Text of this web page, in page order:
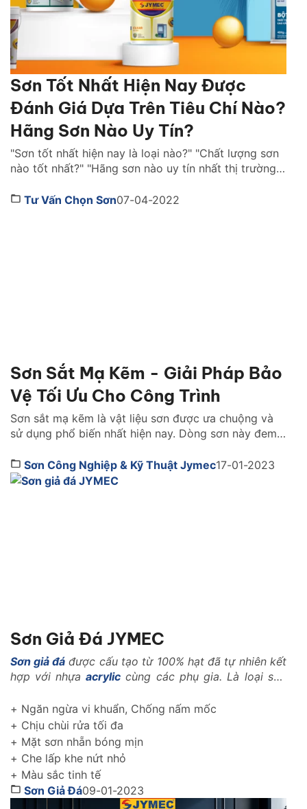
Sơn Tốt Nhất Hiện Nay Được
Đánh Giá Dựa Trên Tiêu Chí Nào?
Hãng Sơn Nào Uy Tín?
"Sơn tốt nhất hiện nay là loại nào?" "Chất lượng sơn
nào tốt nhất?" "Hãng sơn nào uy tín nhất thị trường
quan tâm. Cùng Sơn JYMEC tìm hiểu những lời
Tư Vấn Chọn Sơn07-04-2022
Sơn Sắt Mạ Kẽm - Giải Pháp Bảo
Vệ Tối Ưu Cho Công Trình
Sơn sắt mạ kẽm là vật liệu sơn được ưa chuộng và
sử dụng phổ biến nhất hiện nay. Dòng sơn này đem
mặt sắt thép. Dòng sản phẩm này có đặc điểm gì nổi
bật? Thi công ra sao? Tìm hiểu […]
Sơn Công Nghiệp & Kỹ Thuật Jymec17-01-2023
Sơn Giả Đá JYMEC
Sơn giả đá được cấu tạo từ 100% hạt đã tự nhiên kết
hợp với nhựa acrylic cùng các phụ gia. Là loại sơn
như: Là loại vật liệu nhẹ, có khả năng kháng nhiệt,
kháng kiềm, chống rêu mốc, chống muối mặn..
+ Ngăn ngừa vi khuẩn, Chống nấm mốc
+ Chịu chùi rửa tối đa
+ Mặt sơn nhẵn bóng mịn
+ Che lấp khe nứt nhỏ
+ Màu sắc tinh tế
Sơn Giả Đá09-01-2023